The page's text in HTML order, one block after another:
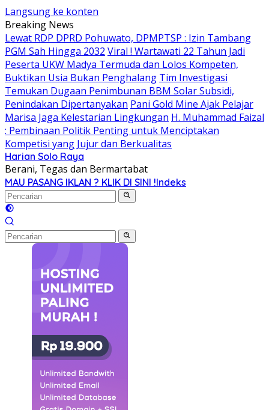
Langsung ke konten
Breaking News
Lewat RDP DPRD Pohuwato, DPMPTSP : Izin Tambang
PGM Sah Hingga 2032 Viral ! Wartawati 22 Tahun Jadi
Peserta UKW Madya Termuda dan Lolos Kompeten,
Buktikan Usia Bukan Penghalang Tim Investigasi
Temukan Dugaan Penimbunan BBM Solar Subsidi,
Penindakan Dipertanyakan Pani Gold Mine Ajak Pelajar
Marisa Jaga Kelestarian Lingkungan H. Muhammad Faizal
: Pembinaan Politik Penting untuk Menciptakan
Kompetisi yang Jujur dan Berkualitas
Harian Solo Raya
Berani, Tegas dan Bermartabat
MAU PASANG IKLAN ? KLIK DI SINI !Indeks